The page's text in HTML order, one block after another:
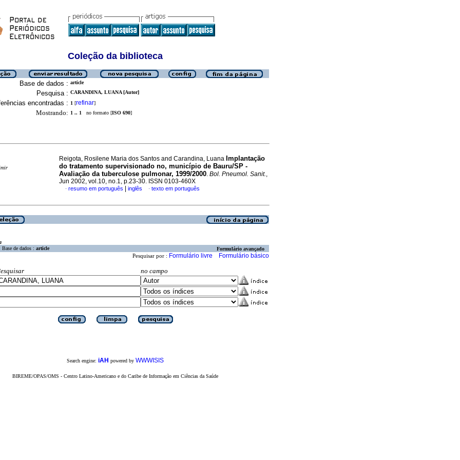
Coleção da biblioteca
Base de dados : article
Pesquisa : CARANDINA, LUANA [Autor]
encontradas : 1 [refinar]
Mostrando: 1 .. 1 no formato [ISO 690]
Reigota, Rosilene Maria dos Santos and Carandina, Luana Implantação
do tratamento supervisionado no, município de Bauru/SP -
Avaliação da tuberculose pulmonar, 1999/2000. Bol. Pneumol. Sanit.,
Jun 2002, vol.10, no.1, p.23-30. ISSN 0103-460X
· resumo em português inglês · texto em português
Base de dados : article Formulário avançado
Pesquisar por : Formulário livre Formulário básico
no campo
Search engine: iAH powered by WWWISIS
BIREME/OPAS/OMS - Centro Latino-Americano e do Caribe de Informação em Ciências da Saúde